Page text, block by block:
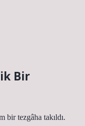
Bir
bir tezgâha takıldı.